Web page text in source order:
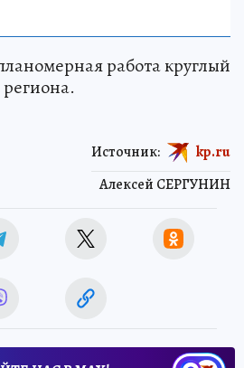
работа круглый
региона.
Алексей СЕРГУНИН
Источник: kp.ru